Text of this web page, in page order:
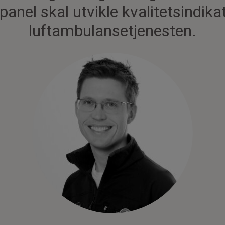
skal utvikle
luftambulansetjenesten.